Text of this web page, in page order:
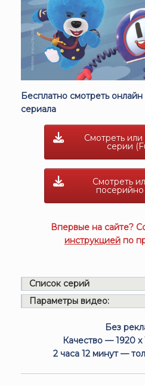
Бесплатно смотреть
сериала
Смотреть или
серии
Смотреть
Впервые на сайте?
инструкцией по
Список серий
Параметры видео:
Без
Качество — 1920
2 часа 12 минут —